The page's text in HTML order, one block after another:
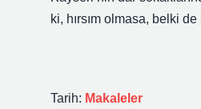
ki, hırsım olmasa, belki
Tarih: Makaleler